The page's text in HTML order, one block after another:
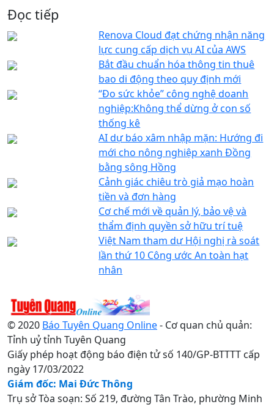
Đọc tiếp
Renova Cloud đạt chứng nhận năng
lực cung cấp dịch vụ AI của AWS
Bắt đầu chuẩn hóa thông tin thuê
bao di động theo quy định mới
“Đo sức khỏe” công nghệ doanh
nghiệp:Không thể dừng ở con số
thống kê
AI dự báo xâm nhập mặn: Hướng đi
mới cho nông nghiệp xanh Đồng
bằng sông Hồng
Cảnh giác chiêu trò giả mạo hoàn
tiền và đơn hàng
Cơ chế mới về quản lý, bảo vệ và
thẩm định quyền sở hữu trí tuệ
Việt Nam tham dự Hội nghị rà soát
lần thứ 10 Công ước An toàn hạt
nhân
© 2020 Báo Tuyên Quang Online- Cơ quan chủ quản:
Tỉnh uỷ tỉnh Tuyên Quang
Giấy phép hoạt động báo điện tử số 140/GP-BTTTT cấp
ngày 17/03/2022
Giám đốc: Mai Đức Thông
Trụ sở Tòa soạn: Số 219, đường Tân Trào, phường Minh